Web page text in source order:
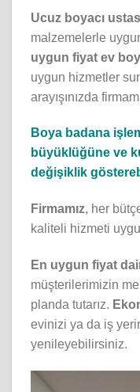
Ucuz boyacı
malzemelerle
uygun fiyat ev
uygun hizmetler
arayışınızda
Boya badana
büyüklüğüne ve
değişiklik
Firmamız, her
kaliteli hizmeti
En uygun fiyat
müşterilerimizin
planda tutarız.
evinizi ya da iş
yenileyebilirsiniz.